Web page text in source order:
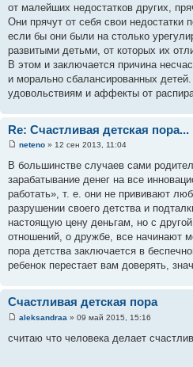
от малейших недостатков других,
Они прячут от себя свои недостатки
если бы они были на столько
развитыми детьми, от которых их
В этом и заключается причина
и морально сбалансированных
удовольствиям и аффекты от
Re: Счастливая детская пора...
neteno » 12 сен 2013, 11:04
В большинстве случаев сами
зарабатывание денег на все
работать», т. е. они не прививают
разрушении своего детства и
настоящую цену деньгам, но с
отношений, о дружбе, все начинают
пора детства заключается в
ребенок перестает вам доверять,
Счастливая детская пора
aleksandraa » 09 май 2015, 15:16
считаю что человека делает